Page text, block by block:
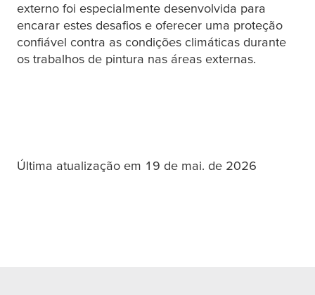
externo foi especialmente desenvolvida para
encarar estes desafios e oferecer uma proteção
confiável contra as condições climáticas durante
os trabalhos de pintura nas áreas externas.
Última atualização em 19 de mai. de 2026